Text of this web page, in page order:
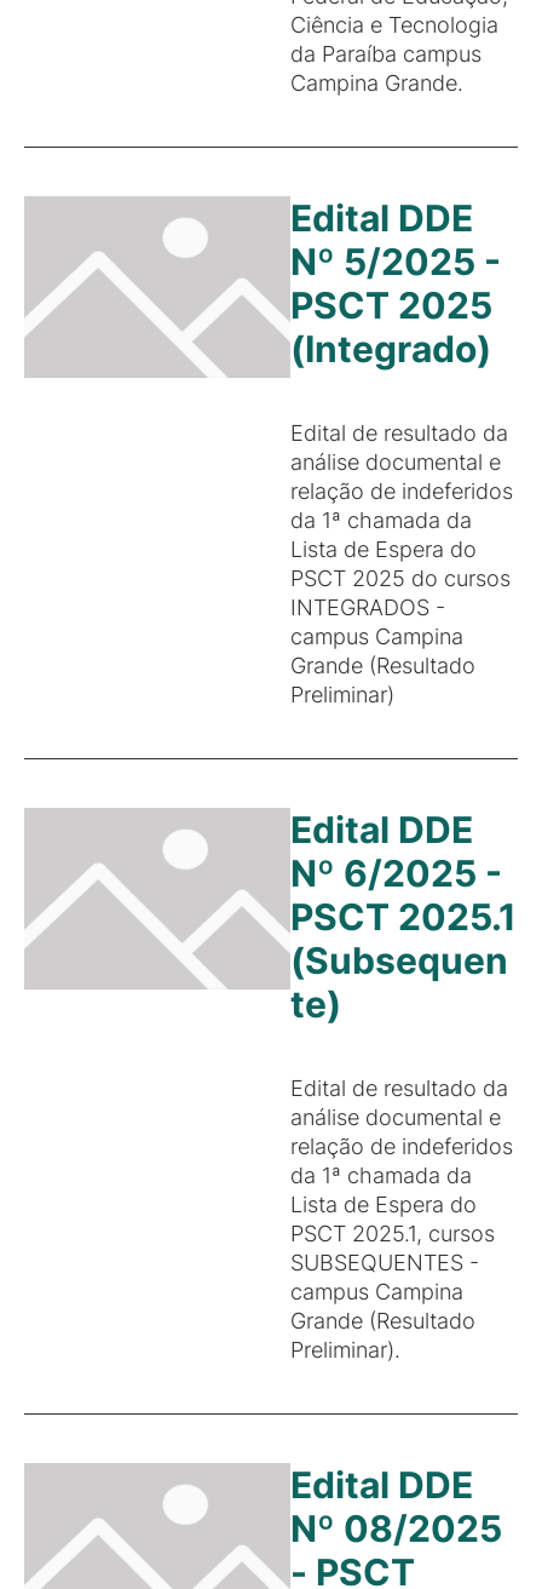
Ciência e Tecnologia
da Paraíba campus
Campina Grande.
Edital DDE
Nº 5/2025 -
PSCT 2025
(Integrado)
Edital de resultado da
análise documental e
relação de indeferidos
da 1ª chamada da
Lista de Espera do
PSCT 2025 do cursos
INTEGRADOS -
campus Campina
Grande (Resultado
Preliminar)
Edital DDE
Nº 6/2025 -
PSCT 2025.1
(Subsequen
te)
Edital de resultado da
análise documental e
relação de indeferidos
da 1ª chamada da
Lista de Espera do
PSCT 2025.1, cursos
SUBSEQUENTES -
campus Campina
Grande (Resultado
Preliminar).
Edital DDE
Nº 08/2025
- PSCT